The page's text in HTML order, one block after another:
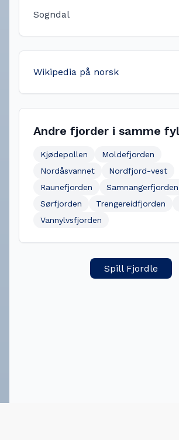
Sogndal
Wikipedia på norsk
Andre fjorder i samme
Kjødepollen
Moldefjorden
Nordåsvannet
Nordfjord-vest
Raunefjorden
Sørfjorden
Trengereidfjorden
Vannylvsfjorden
Spill Fjordle